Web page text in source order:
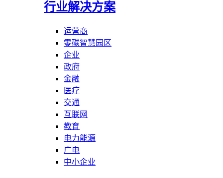
行业解决方案
运营商
零碳智慧园区
企业
政府
金融
医疗
交通
互联网
教育
电力能源
广电
中小企业